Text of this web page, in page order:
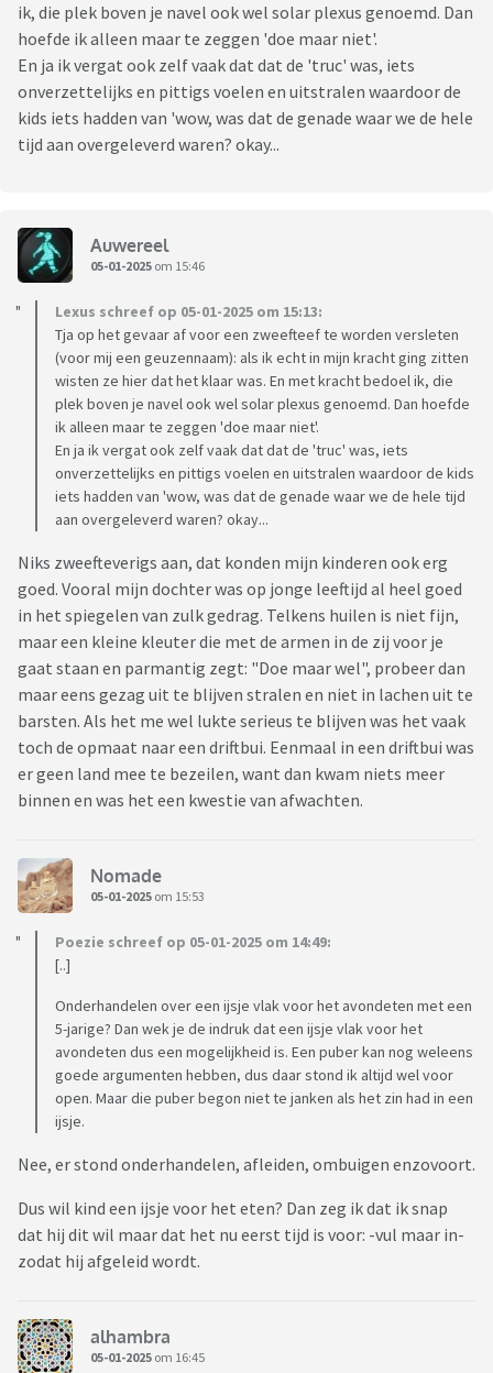
ik, die plek boven je navel ook wel solar plexus genoemd. Dan
hoefde ik alleen maar te zeggen 'doe maar niet'.
En ja ik vergat ook zelf vaak dat dat de 'truc' was, iets
onverzettelijks en pittigs voelen en uitstralen waardoor de
kids iets hadden van 'wow, was dat de genade waar we de hele
tijd aan overgeleverd waren? okay...
Auwereel
05-01-2025 om 15:46
Lexus schreef op 05-01-2025 om 15:13:
Tja op het gevaar af voor een zweefteef te worden versleten
(voor mij een geuzennaam): als ik echt in mijn kracht ging zitten
wisten ze hier dat het klaar was. En met kracht bedoel ik, die
plek boven je navel ook wel solar plexus genoemd. Dan hoefde
ik alleen maar te zeggen 'doe maar niet'.
En ja ik vergat ook zelf vaak dat dat de 'truc' was, iets
onverzettelijks en pittigs voelen en uitstralen waardoor de kids
iets hadden van 'wow, was dat de genade waar we de hele tijd
aan overgeleverd waren? okay...
Niks zweefteverigs aan, dat konden mijn kinderen ook erg
goed. Vooral mijn dochter was op jonge leeftijd al heel goed
in het spiegelen van zulk gedrag. Telkens huilen is niet fijn,
maar een kleine kleuter die met de armen in de zij voor je
gaat staan en parmantig zegt: "Doe maar wel", probeer dan
maar eens gezag uit te blijven stralen en niet in lachen uit te
barsten. Als het me wel lukte serieus te blijven was het vaak
toch de opmaat naar een driftbui. Eenmaal in een driftbui was
er geen land mee te bezeilen, want dan kwam niets meer
binnen en was het een kwestie van afwachten.
Nomade
05-01-2025 om 15:53
Poezie schreef op 05-01-2025 om 14:49:
[..]
Onderhandelen over een ijsje vlak voor het avondeten met een
5-jarige? Dan wek je de indruk dat een ijsje vlak voor het
avondeten dus een mogelijkheid is. Een puber kan nog weleens
goede argumenten hebben, dus daar stond ik altijd wel voor
open. Maar die puber begon niet te janken als het zin had in een
ijsje.
Nee, er stond onderhandelen, afleiden, ombuigen enzovoort.
Dus wil kind een ijsje voor het eten? Dan zeg ik dat ik snap
dat hij dit wil maar dat het nu eerst tijd is voor: -vul maar in-
zodat hij afgeleid wordt.
alhambra
05-01-2025 om 16:45